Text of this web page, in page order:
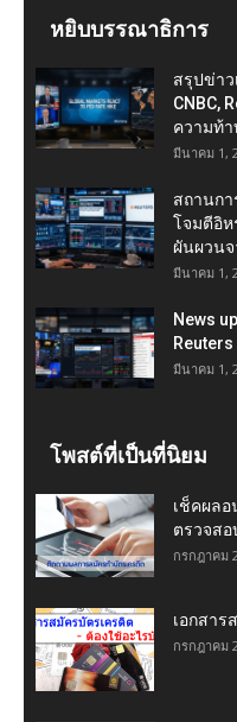
หยิบบรรณาธิการ
สรุปข่าว
CNBC,
ความท้
มีนาคม 1,
สถานกา
โจมตีอิ
ผันผวนจ
มีนาคม 1,
News
Reuters
มีนาคม 1,
โพสต์ที่เป็นที่นิยม
เช็คผลอ
ตรวจส
กรกฎาคม
เอกสาร
กรกฎาคม